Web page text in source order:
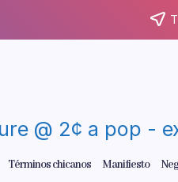
@ 2¢ a pop -
Términos chicanos Manifiesto